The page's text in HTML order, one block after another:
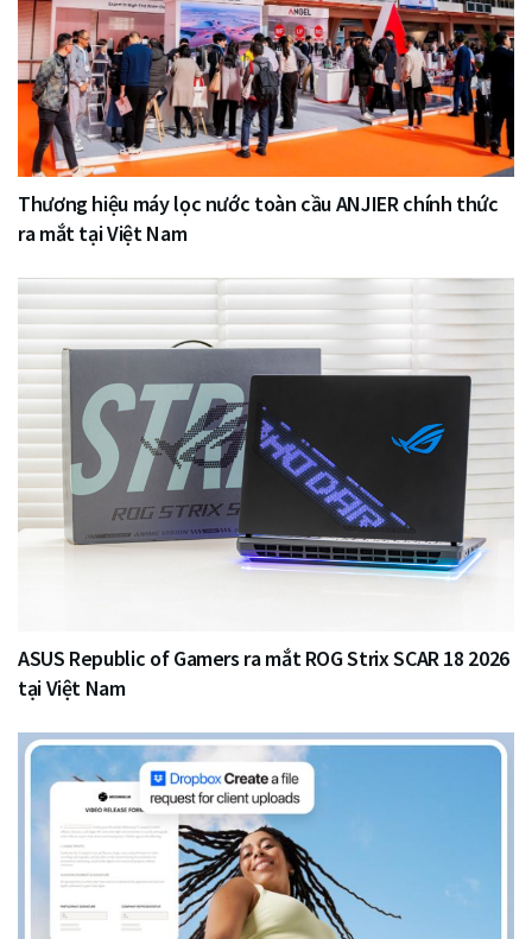
Thương hiệu máy lọc nước toàn cầu ANJIER chính thức
ra mắt tại Việt Nam
ASUS Republic of Gamers ra mắt ROG Strix SCAR 18 2026
tại Việt Nam